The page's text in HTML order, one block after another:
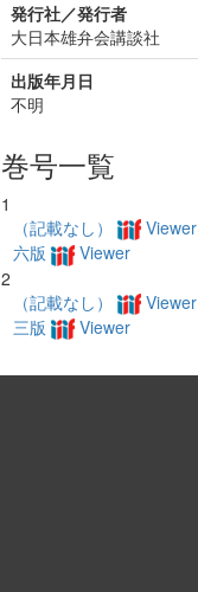
発行社／発行者
大日本雄弁会講談社
出版年月日
不明
巻号一覧
1
（記載なし）
Viewer
六版
Viewer
2
（記載なし）
Viewer
三版
Viewer